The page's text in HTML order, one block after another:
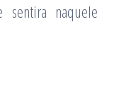
naquele